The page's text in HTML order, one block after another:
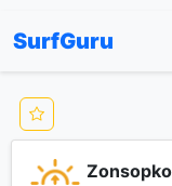
SurfGuru